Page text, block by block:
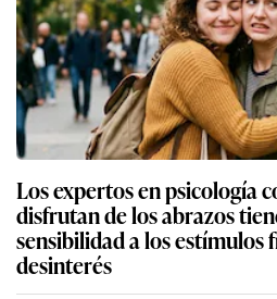
Los expertos en psicología
disfrutan de los abrazos
sensibilidad a los estímulos
desinterés